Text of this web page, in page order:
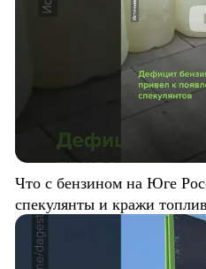
Что с бензином на Юге
спекулянты и кражи